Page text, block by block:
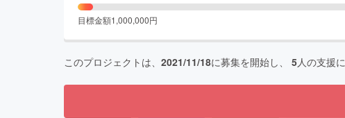
目標金額1,000,000円
このプロジェクトは、 2021/11/18に募集を開始し、 5人の支援